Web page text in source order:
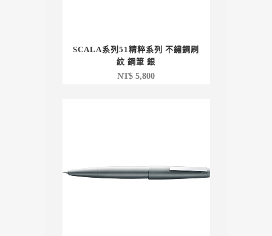
SCALA系列51精粹系列 不鏽鋼刷
紋 鋼筆 銀
NT$ 5,800